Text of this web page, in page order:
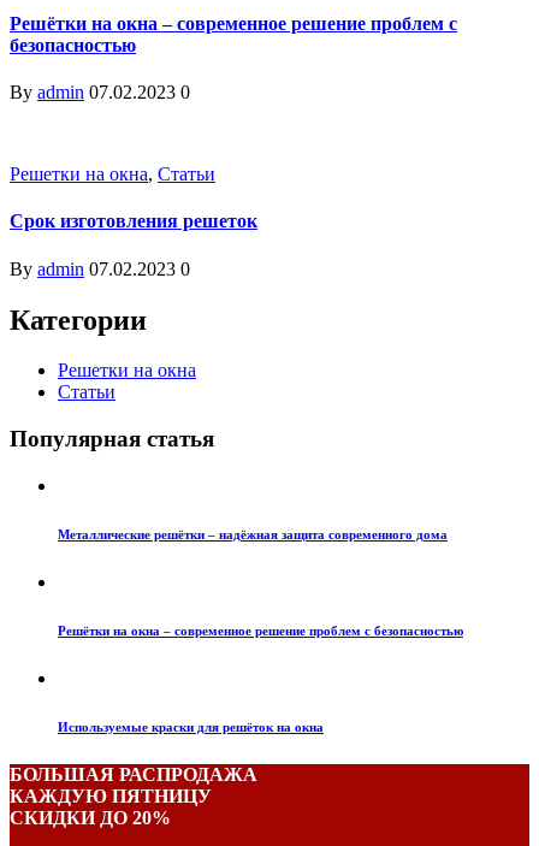
Решётки на окна – современное решение проблем с
безопасностью
By admin 07.02.2023 0
Решетки на окна, Статьи
Срок изготовления решеток
By admin 07.02.2023 0
Категории
Решетки на окна
Статьи
Популярная статья
Металлические решётки – надёжная защита современного дома
Решётки на окна – современное решение проблем с безопасностью
Используемые краски для решёток на окна
БОЛЬШАЯ РАСПРОДАЖА
КАЖДУЮ ПЯТНИЦУ
СКИДКИ ДО 20%